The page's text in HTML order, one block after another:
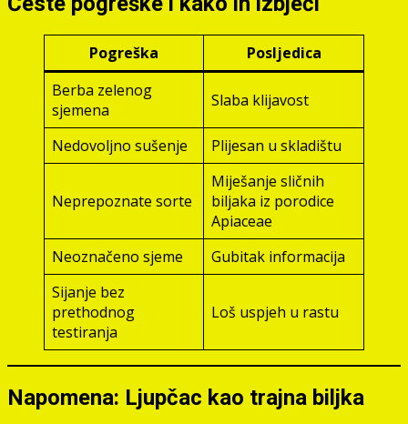
Pogreška
Posljedica
Berba zelenog
sjemena
Slaba klijavost
Nedovoljno sušenje Plijesan u skladištu
Neprepoznate sorte
Miješanje sličnih
biljaka iz porodice
Apiaceae
Neoznačeno sjeme
Gubitak informacija
Sijanje bez
prethodnog
testiranja
Loš uspjeh u rastu
Napomena: Ljupčac kao trajna biljka